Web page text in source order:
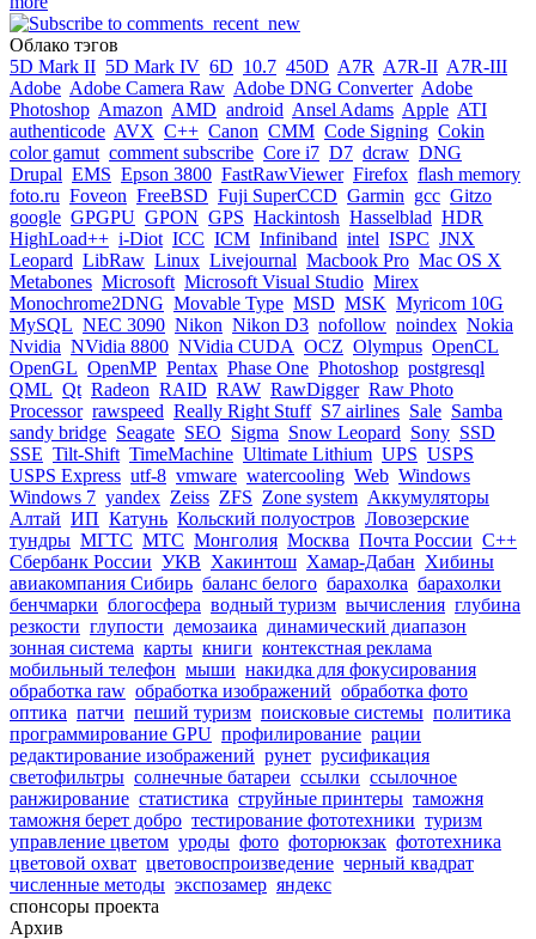
Облако тэгов
5D Mark II 5D Mark IV 6D 10.7 450D A7R A7R-II A7R-III
Adobe Adobe Camera Raw Adobe DNG Converter Adobe
Photoshop Amazon AMD android Ansel Adams Apple ATI
authenticode AVX C++ Canon CMM Code Signing Cokin
color gamut comment subscribe Core i7 D7 dcraw DNG
Drupal EMS Epson 3800 FastRawViewer Firefox flash memory
foto.ru Foveon FreeBSD Fuji SuperCCD Garmin gcc Gitzo
google GPGPU GPON GPS Hackintosh Hasselblad HDR
HighLoad++ i-Diot ICC ICM Infiniband intel ISPC JNX
Leopard LibRaw Linux Livejournal Macbook Pro Mac OS X
Metabones Microsoft Microsoft Visual Studio Mirex
Monochrome2DNG Movable Type MSD MSK Myricom 10G
MySQL NEC 3090 Nikon Nikon D3 nofollow noindex Nokia
Nvidia NVidia 8800 NVidia CUDA OCZ Olympus OpenCL
OpenGL OpenMP Pentax Phase One Photoshop postgresql
QML Qt Radeon RAID RAW RawDigger Raw Photo
Processor rawspeed Really Right Stuff S7 airlines Sale Samba
sandy bridge Seagate SEO Sigma Snow Leopard Sony SSD
SSE Tilt-Shift TimeMachine Ultimate Lithium UPS USPS
USPS Express utf-8 vmware watercooling Web Windows
Windows 7 yandex Zeiss ZFS Zone system Аккумуляторы
Алтай ИП Катунь Кольский полуостров Ловозерские
тундры МГТС МТС Монголия Москва Почта России С++
Сбербанк России УКВ Хакинтош Хамар-Дабан Хибины
авиакомпания Сибирь баланс белого барахолка барахолки
бенчмарки блогосфера водный туризм вычисления глубина
резкости глупости демозаика динамический диапазон
зонная система карты книги контекстная реклама
мобильный телефон мыши накидка для фокусирования
обработка raw обработка изображений обработка фото
оптика патчи пеший туризм поисковые системы политика
программирование GPU профилирование рации
редактирование изображений рунет русификация
светофильтры солнечные батареи ссылки ссылочное
ранжирование статистика струйные принтеры таможня
таможня берет добро тестирование фототехники туризм
управление цветом уроды фото фоторюкзак фототехника
цветовой охват цветовоспроизведение черный квадрат
численные методы экспозамер яндекс
спонсоры проекта
Архив